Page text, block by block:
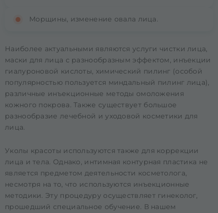
Морщины, изменение овала лица.
Наиболее актуальными являются услуги чистки лица,
маски для лица с разнообразным эффектом, инъекции
гиалуроновой кислоты, химический пилинг (особой
популярностью пользуется миндальный пилинг лица),
различные инъекционные методы омоложения
кожного покрова. Также существует большое
разнообразие лечебной и уходовой косметики для
лица.
Уколы красоты используются также для коррекции
лица и тела. Однако, интимная контурная пластика не
является предметом деятельности косметолога,
несмотря на то, что используются инъекционные
методики. Эту процедуру осуществляет гинеколог,
прошедший специальное обучение. В нашем